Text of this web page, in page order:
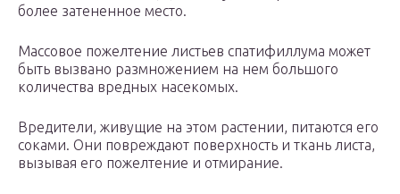
более затененное место.
Массовое пожелтение листьев спатифиллума может
быть вызвано размножением на нем большого
количества вредных насекомых.
Вредители, живущие на этом растении, питаются его
соками. Они повреждают поверхность и ткань листа,
вызывая его пожелтение и отмирание.